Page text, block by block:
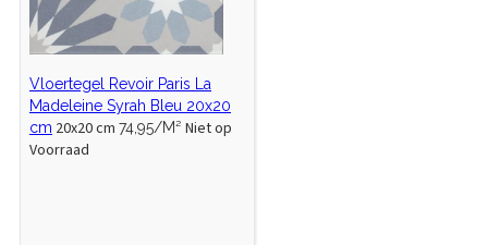
Vloertegel Revoir Paris La
Madeleine Syrah Bleu 20x20
cm 20x20 cm 74,95/M² Niet op
Voorraad